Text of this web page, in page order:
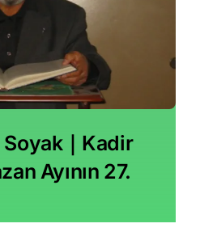
｜Kadir
Ayının 27.